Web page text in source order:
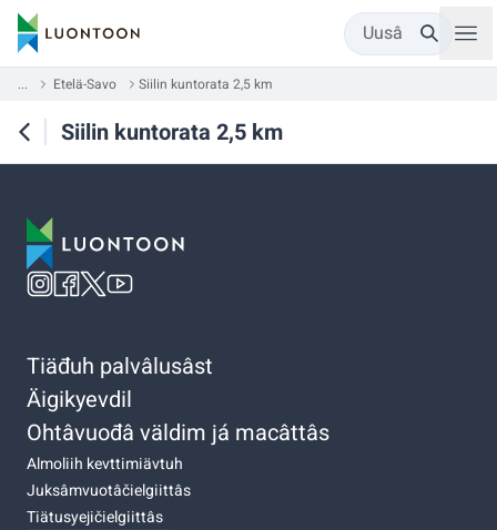
Uusâ
... Etelä-Savo Siilin kuntorata 2,5 km
Siilin kuntorata 2,5 km
Tiäđuh palvâlusâst
Äigikyevdil
Ohtâvuođâ väldim já macâttâs
Almoliih kevttimiävtuh
Juksâmvuotâčielgiittâs
Tiätusyejičielgiittâs